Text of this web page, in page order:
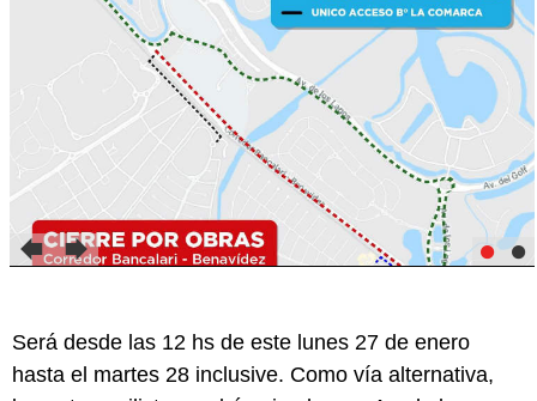
Será desde las 12 hs de este lunes 27 de enero
hasta el martes 28 inclusive. Como vía alternativa,